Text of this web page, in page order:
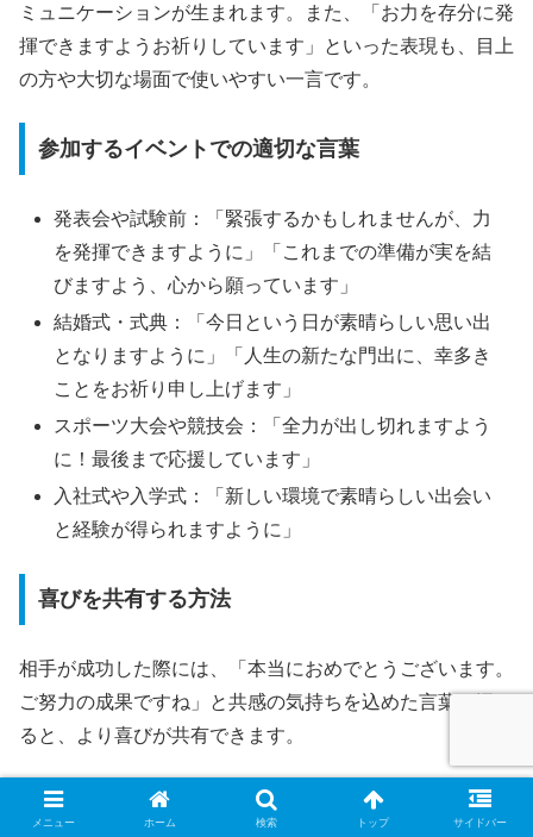
ミュニケーションが生まれます。また、「お力を存分に発
揮できますようお祈りしています」といった表現も、目上
の方や大切な場面で使いやすい一言です。
参加するイベントでの適切な言葉
発表会や試験前：「緊張するかもしれませんが、力
を発揮できますように」「これまでの準備が実を結
びますよう、心から願っています」
結婚式・式典：「今日という日が素晴らしい思い出
となりますように」「人生の新たな門出に、幸多き
ことをお祈り申し上げます」
スポーツ大会や競技会：「全力が出し切れますよう
に！最後まで応援しています」
入社式や入学式：「新しい環境で素晴らしい出会い
と経験が得られますように」
喜びを共有する方法
相手が成功した際には、「本当におめでとうございます。
ご努力の成果ですね」と共感の気持ちを込めた言葉を添え
ると、より喜びが共有できます。
また、「あなたの努力をずっと見てきたので、私も本当に
嬉しいです」といった、個人的なエピソードや思い出に触
メニュー ホーム 検索 トップ サイドバー